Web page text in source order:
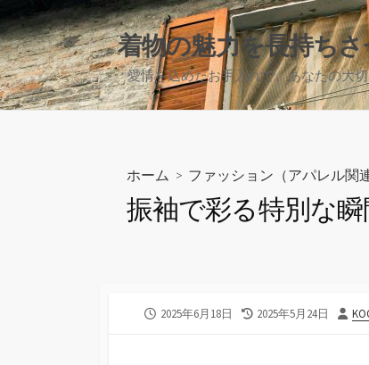
ン
テ
ン
ツ
着物の魅力を長持ち
愛情を込めたお手入れで、あなたの大
ホーム > ファッション（アパレル関連
振袖で彩る特別な瞬
公
2025年6月18日
最
2025年5月24日
投